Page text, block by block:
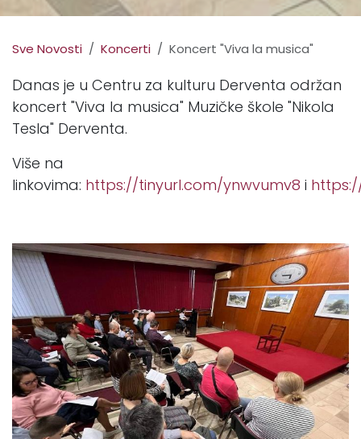
Sve Novosti Koncerti Koncert "Viva la musica"
Danas je u Centru za kulturu Derventa održan
koncert "Viva la musica" Muzičke škole "Nikola
Tesla" Derventa.
Više na
linkovima: https://tinyurl.com/ynwvumv8 i